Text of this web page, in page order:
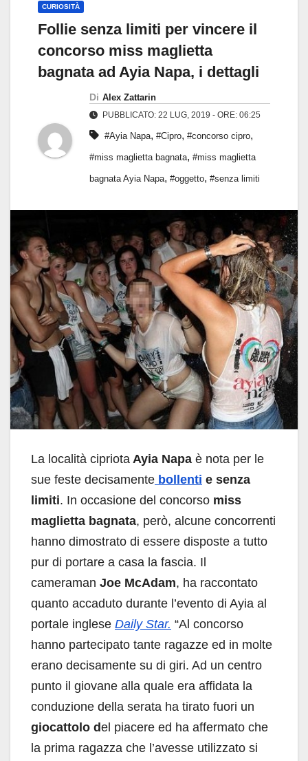
CURIOSITÀ
Follie senza limiti per vincere il
concorso miss maglietta
bagnata ad Ayia Napa, i dettagli
Di Alex Zattarin
PUBBLICATO: 22 LUG, 2019 - ORE: 06:25
#Ayia Napa, #Cipro, #concorso cipro,
#miss maglietta bagnata, #miss maglietta
bagnata Ayia Napa, #oggetto, #senza limiti
La località cipriota Ayia Napa è nota per le
sue feste decisamente bollenti e senza
limiti. In occasione del concorso miss
maglietta bagnata, però, alcune concorrenti
hanno dimostrato di essere disposte a tutto
pur di portare a casa la fascia. Il
cameraman Joe McAdam, ha raccontato
quanto accaduto durante l’evento di Ayia al
portale inglese Daily Star. “Al concorso
hanno partecipato tante ragazze ed in molte
erano decisamente su di giri. Ad un centro
punto il giovane alla quale era affidata la
conduzione della serata ha tirato fuori un
giocattolo del piacere ed ha affermato che
la prima ragazza che l’avesse utilizzato si